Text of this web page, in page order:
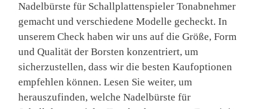
Nadelbürste für Schallplattenspieler Tonabnehmer
gemacht und verschiedene Modelle gecheckt. In
unserem Check haben wir uns auf die Größe, Form
und Qualität der Borsten konzentriert, um
sicherzustellen, dass wir die besten Kaufoptionen
empfehlen können. Lesen Sie weiter, um
herauszufinden, welche Nadelbürste für